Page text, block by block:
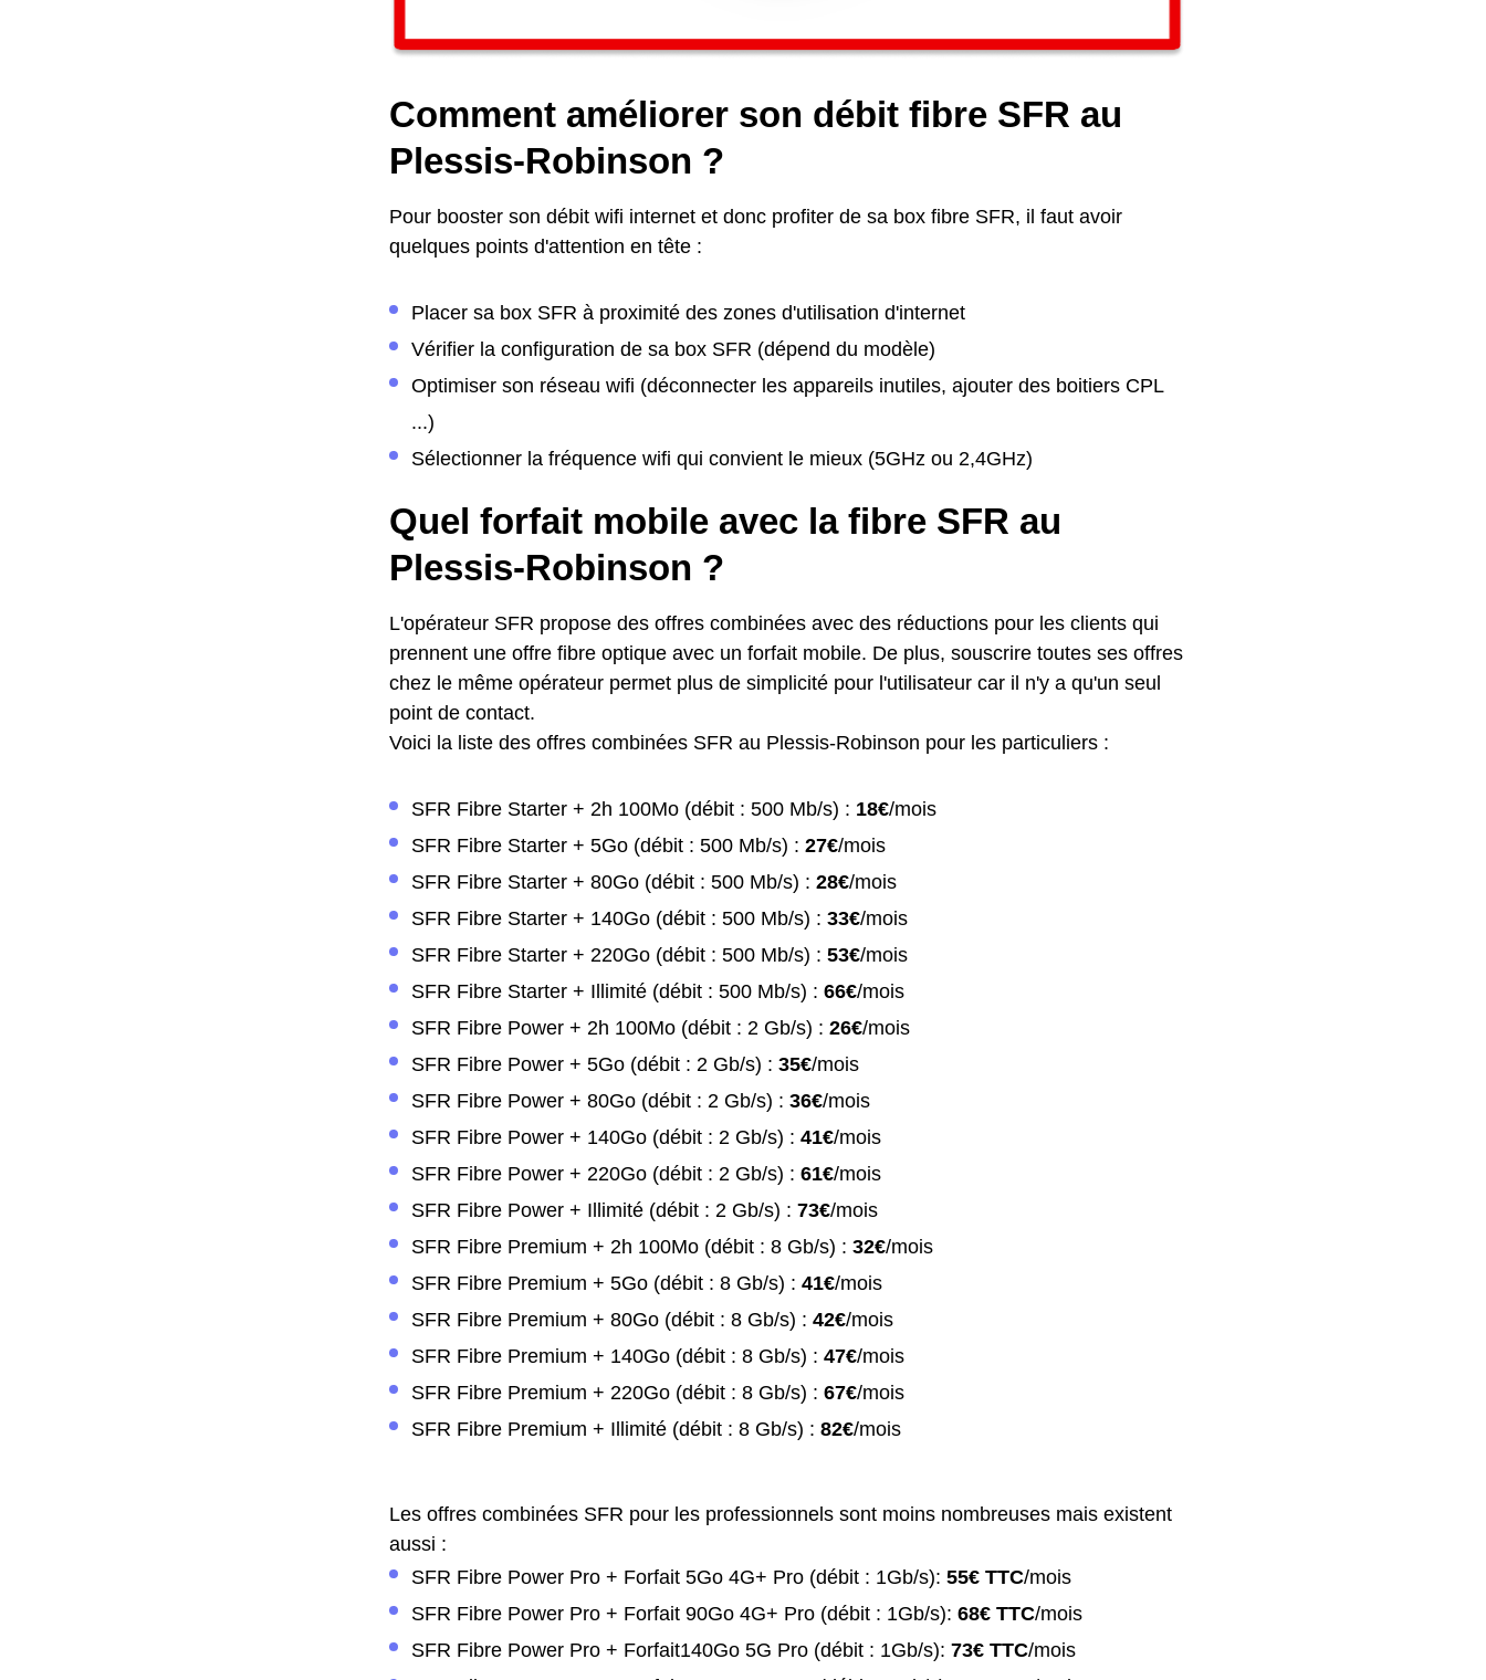
Comment améliorer son débit fibre SFR au
Plessis-Robinson ?
Pour booster son débit wifi internet et donc profiter de sa box fibre SFR, il faut avoir
quelques points d'attention en tête :
Placer sa box SFR à proximité des zones d'utilisation d'internet
Vérifier la configuration de sa box SFR (dépend du modèle)
Optimiser son réseau wifi (déconnecter les appareils inutiles, ajouter des boitiers CPL
...)
Sélectionner la fréquence wifi qui convient le mieux (5GHz ou 2,4GHz)
Quel forfait mobile avec la fibre SFR au
Plessis-Robinson ?
L'opérateur SFR propose des offres combinées avec des réductions pour les clients qui
prennent une offre fibre optique avec un forfait mobile. De plus, souscrire toutes ses offres
chez le même opérateur permet plus de simplicité pour l'utilisateur car il n'y a qu'un seul
point de contact.
Voici la liste des offres combinées SFR au Plessis-Robinson pour les particuliers :
SFR Fibre Starter + 2h 100Mo (débit : 500 Mb/s) : 18€/mois
SFR Fibre Starter + 5Go (débit : 500 Mb/s) : 27€/mois
SFR Fibre Starter + 80Go (débit : 500 Mb/s) : 28€/mois
SFR Fibre Starter + 140Go (débit : 500 Mb/s) : 33€/mois
SFR Fibre Starter + 220Go (débit : 500 Mb/s) : 53€/mois
SFR Fibre Starter + Illimité (débit : 500 Mb/s) : 66€/mois
SFR Fibre Power + 2h 100Mo (débit : 2 Gb/s) : 26€/mois
SFR Fibre Power + 5Go (débit : 2 Gb/s) : 35€/mois
SFR Fibre Power + 80Go (débit : 2 Gb/s) : 36€/mois
SFR Fibre Power + 140Go (débit : 2 Gb/s) : 41€/mois
SFR Fibre Power + 220Go (débit : 2 Gb/s) : 61€/mois
SFR Fibre Power + Illimité (débit : 2 Gb/s) : 73€/mois
SFR Fibre Premium + 2h 100Mo (débit : 8 Gb/s) : 32€/mois
SFR Fibre Premium + 5Go (débit : 8 Gb/s) : 41€/mois
SFR Fibre Premium + 80Go (débit : 8 Gb/s) : 42€/mois
SFR Fibre Premium + 140Go (débit : 8 Gb/s) : 47€/mois
SFR Fibre Premium + 220Go (débit : 8 Gb/s) : 67€/mois
SFR Fibre Premium + Illimité (débit : 8 Gb/s) : 82€/mois
Les offres combinées SFR pour les professionnels sont moins nombreuses mais existent
aussi :
SFR Fibre Power Pro + Forfait 5Go 4G+ Pro (débit : 1Gb/s): 55€ TTC/mois
SFR Fibre Power Pro + Forfait 90Go 4G+ Pro (débit : 1Gb/s): 68€ TTC/mois
SFR Fibre Power Pro + Forfait140Go 5G Pro (débit : 1Gb/s): 73€ TTC/mois